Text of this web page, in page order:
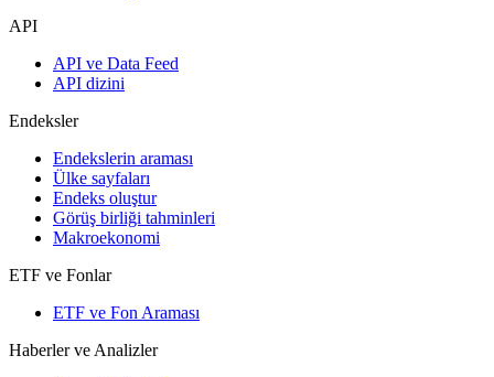
API
API ve Data Feed
API dizini
Endeksler
Endekslerin araması
Ülke sayfaları
Endeks oluştur
Görüş birliği tahminleri
Makroekonomi
ETF ve Fonlar
ETF ve Fon Araması
Haberler ve Analizler